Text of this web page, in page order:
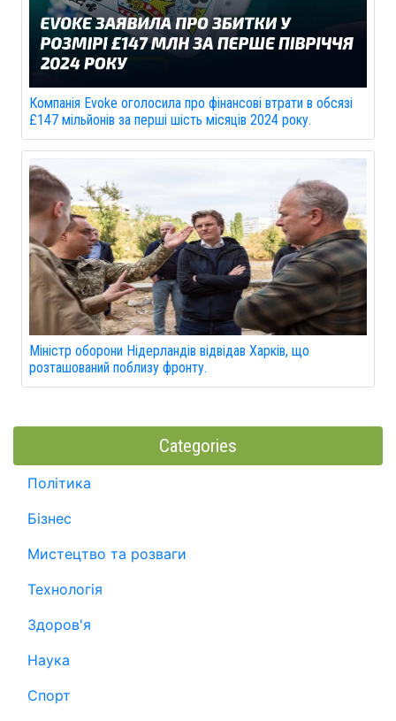
Компанія Evoke оголосила про фінансові втрати в обсязі
£147 мільйонів за перші шість місяців 2024 року.
Міністр оборони Нідерландів відвідав Харків, що
розташований поблизу фронту.
Categories
Політика
Бізнес
Мистецтво та розваги
Технологія
Здоров'я
Наука
Спорт